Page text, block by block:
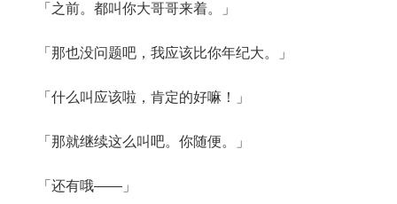
「之前。都叫你大哥哥来着。」
「那也没问题吧，我应该比你年纪大。」
「什么叫应该啦，肯定的好嘛！」
「那就继续这么叫吧。你随便。」
「还有哦——」